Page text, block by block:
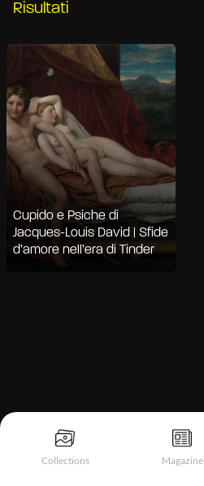
Collections Magazine
Risultati
Cupido e Psiche di
Jacques-Louis David | Sfide
d’amore nell’era di Tinder
Informativa sulla raccolta